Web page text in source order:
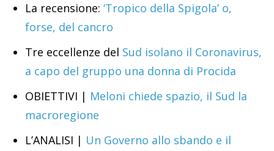
La recensione: ‘Tropico della Spigola’ o,
forse, del cancro
Tre eccellenze del Sud isolano il Coronavirus,
a capo del gruppo una donna di Procida
OBIETTIVI | Meloni chiede spazio, il Sud la
macroregione
L’ANALISI | Un Governo allo sbando e il